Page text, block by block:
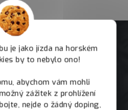
je jako jízda na horském
by to nebylo ono!
abychom vám mohli
zážitek z prohlížení
nejde o žádný doping,